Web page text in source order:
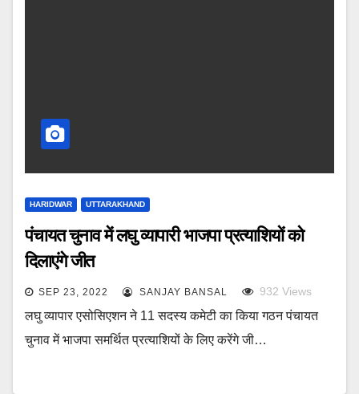
HARIDWAR UTTARAKHAND
पंचायत चुनाव में लघु व्यापारी भाजपा प्रत्याशियों को
दिलाएंगे जीत
SEP 23, 2022 SANJAY BANSAL 932 Views
लघु व्यापार एसोसिएशन ने 11 सदस्य कमेटी का किया गठन पंचायत
चुनाव में भाजपा समर्थित प्रत्याशियों के लिए करेंगे जी…